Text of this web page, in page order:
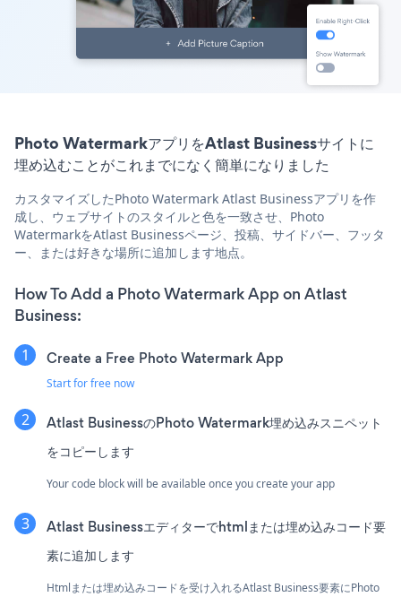
Photo WatermarkアプリをAtlast Businessサイトに
埋め込むことがこれまでになく簡単になりました
カスタマイズしたPhoto Watermark Atlast Businessアプリを作
成し、ウェブサイトのスタイルと色を一致させ、Photo
WatermarkをAtlast Businessページ、投稿、サイドバー、フッタ
ー、または好きな場所に追加します地点。
How To Add a Photo Watermark App on Atlast
Business:
Create a Free Photo Watermark App
Start for free now
Atlast BusinessのPhoto Watermark埋め込みスニペット
をコピーします
Your code block will be available once you create your app
Atlast Businessエディターでhtmlまたは埋め込みコード要
素に追加します
Htmlまたは埋め込みコードを受け入れるAtlast Business要素にPhoto